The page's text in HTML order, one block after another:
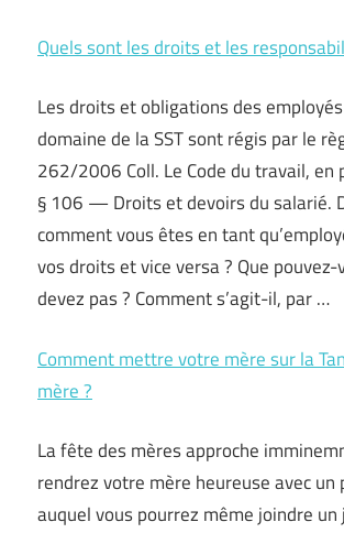
Quels sont les droits et les
Les droits et obligations des
domaine de la SST sont régis par le
262/2006 Coll. Le Code du travail, en
§ 106 — Droits et devoirs du salarié.
comment vous êtes en tant
vos droits et vice versa ? Que
devez pas ? Comment s’agit-il, par …
Comment mettre votre mère sur la
mère ?
La fête des mères approche
rendrez votre mère heureuse avec un
auquel vous pourrez même joindre